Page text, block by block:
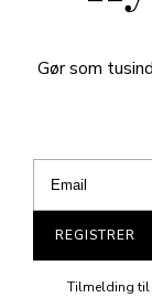
Gør som
REGISTRER
Tilmelding til